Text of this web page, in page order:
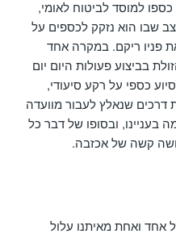
למוסד לביטוח לאומי,
שבו הוא נזקק לכספים על
פניו ריקם. במקרה אחד
בביצוע פעולות היום יום
כספי על רקע סיעודי,
שנאלץ לעבור מוועדה
בעניינו, ובסופו של דבר כל
קשה של אכזבה.
אחד ואחת מאיתנו עלול